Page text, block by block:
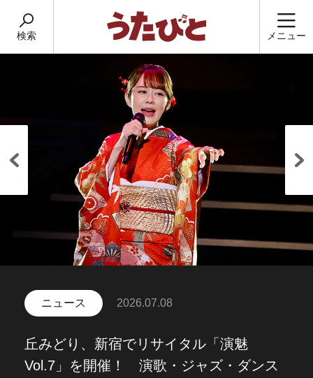
検索 メニュー
ニュース 2026.07.08
丘みどり、新宿でリサイタル「演魅
Vol.7」を開催！ 演歌・ジャズ・ダンス